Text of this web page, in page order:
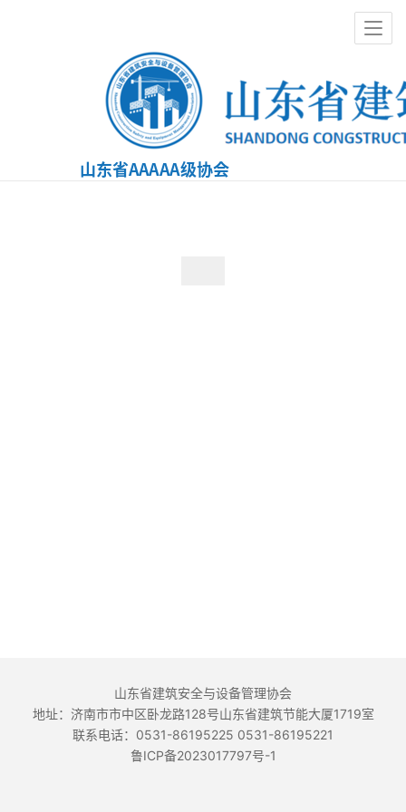
莒县柯豪工贸有限公司
山东省建筑安全与设备管理协会
地址：济南市市中区卧龙路128号山东省建筑节能大厦1719室
联系电话：0531-86195225 0531-86195221
鲁ICP备2023017797号-1